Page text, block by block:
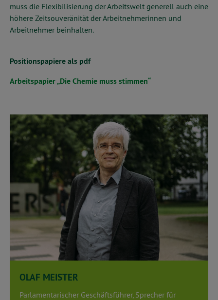
muss die Flexibilisierung der Arbeitswelt generell auch eine
höhere Zeitsouveränität der Arbeitnehmerinnen und
Arbeitnehmer beinhalten.
Positionspapiere als pdf
Arbeitspapier „Die Chemie muss stimmen“
OLAF MEISTER
Parlamentarischer Geschäftsführer, Sprecher für